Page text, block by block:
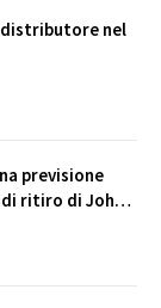
distributore nel
previsione
ritiro di John